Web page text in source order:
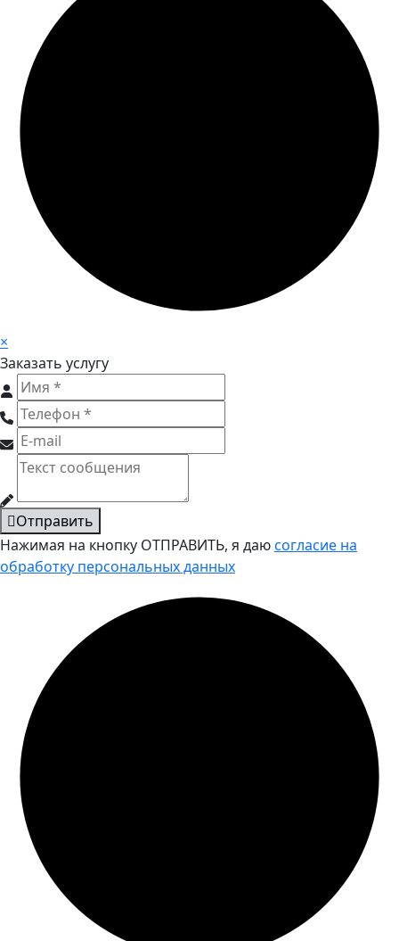
×
Заказать услугу
Отправить
Нажимая на кнопку ОТПРАВИТЬ, я даюсогласие на
обработку персональных данных